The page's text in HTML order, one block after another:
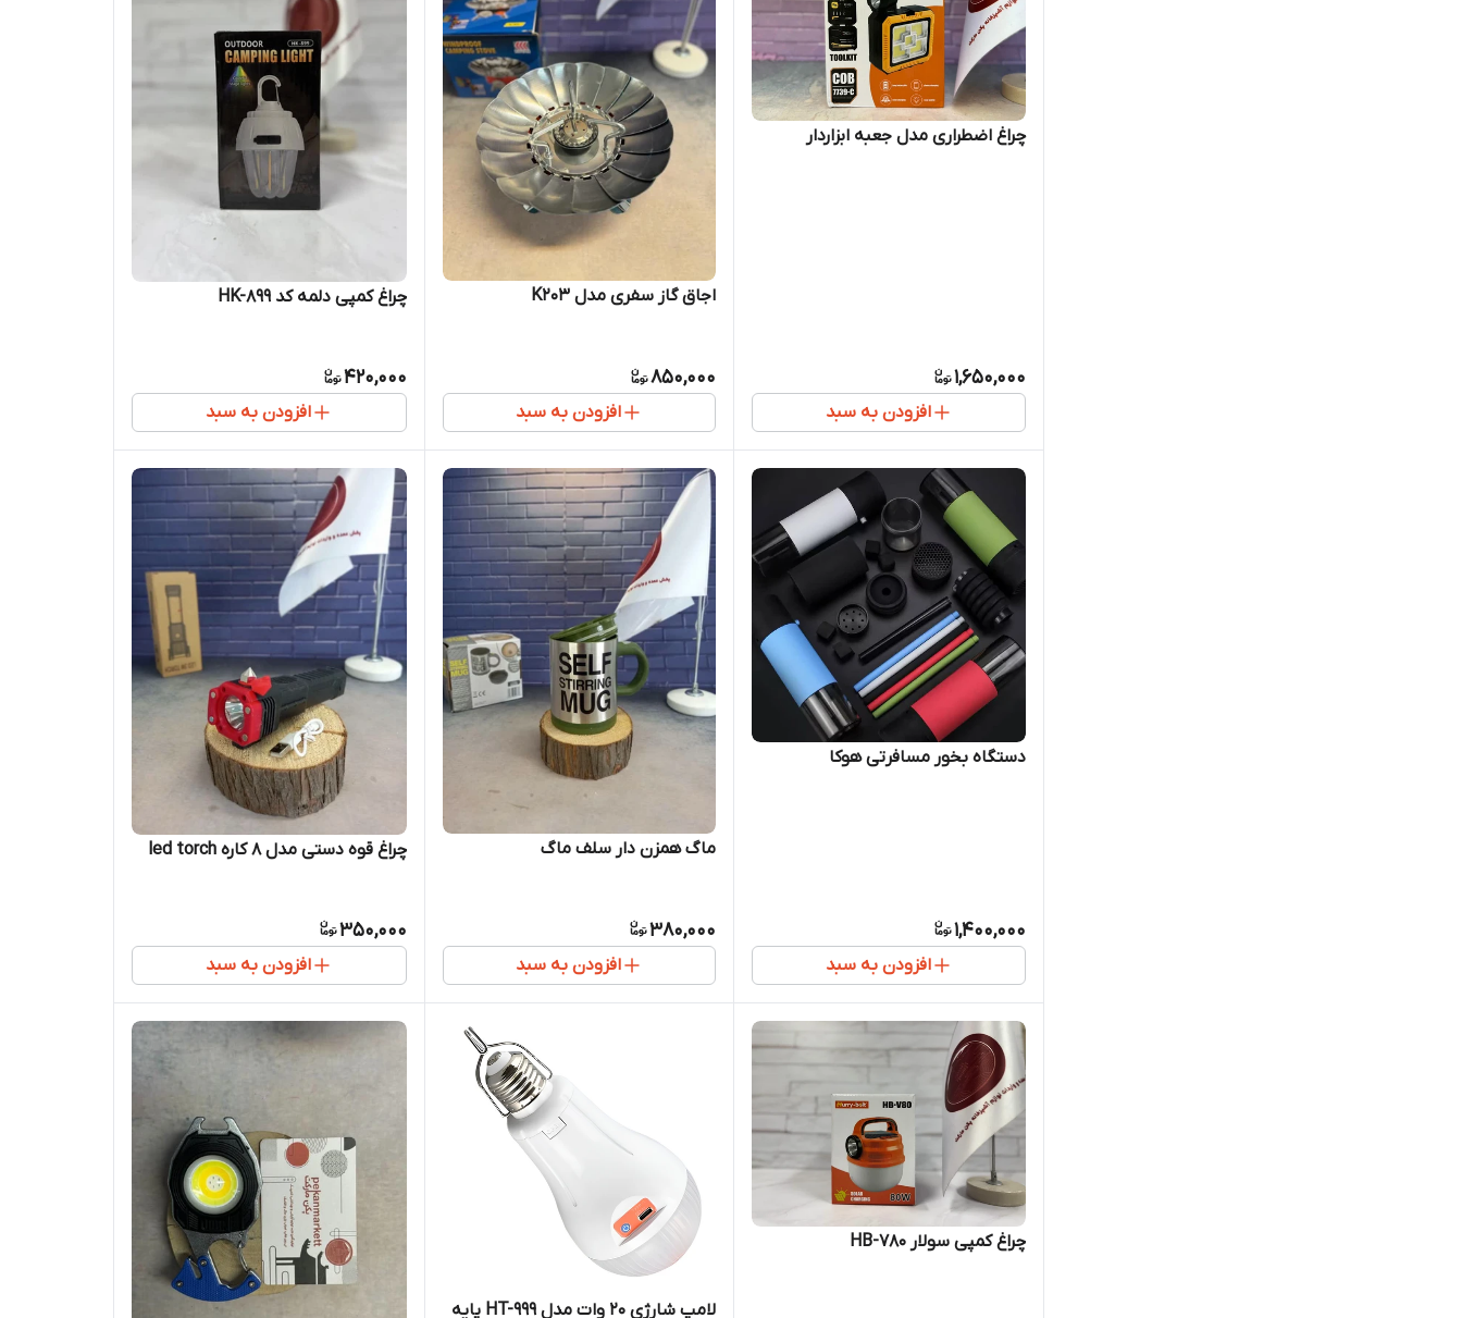
چراغ اضطراری مدل جعبه ابزاردار
1,650,000
افزودن به سبد
اجاق گاز سفری مدل K203
850,000
افزودن به سبد
چراغ کمپی دلمه کد HK-899
420,000
افزودن به سبد
دستگاه بخور مسافرتی هوکا
1,400,000
افزودن به سبد
ماگ همزن دار سلف ماگ
380,000
افزودن به سبد
چراغ قوه دستی مدل 8 کاره led torch
350,000
افزودن به سبد
چراغ کمپی سولار HB-780
لامپ شارژی 20 وات مدل HT-999 پایه